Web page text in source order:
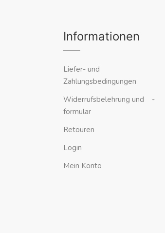
Informationen
Liefer- und
Zahlungsbedingungen
Widerrufsbelehrung und -
formular
Retouren
Login
Mein Konto